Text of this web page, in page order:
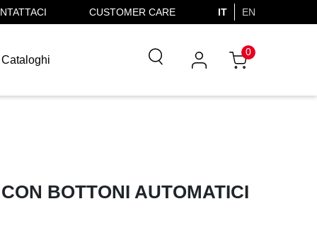
CUSTOMER CARE IT EN
Cataloghi
0
BOTTONI AUTOMATICI